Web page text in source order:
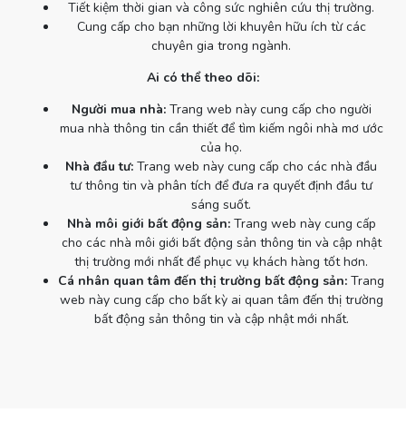
Tiết kiệm thời gian và công sức nghiên cứu thị trường.
Cung cấp cho bạn những lời khuyên hữu ích từ các
chuyên gia trong ngành.
Ai có thể theo dõi:
Người mua nhà:Trang web này cung cấp cho người
mua nhà thông tin cần thiết để tìm kiếm ngôi nhà mơ ước
của họ.
Nhà đầu tư: Trang web này cung cấp cho các nhà đầu
tư thông tin và phân tích để đưa ra quyết định đầu tư
sáng suốt.
Nhà môi giới bất động sản:Trang web này cung cấp
cho các nhà môi giới bất động sản thông tin và cập nhật
thị trường mới nhất để phục vụ khách hàng tốt hơn.
Cá nhân quan tâm đến thị trường bất động sản: Trang
web này cung cấp cho bất kỳ ai quan tâm đến thị trường
bất động sản thông tin và cập nhật mới nhất.